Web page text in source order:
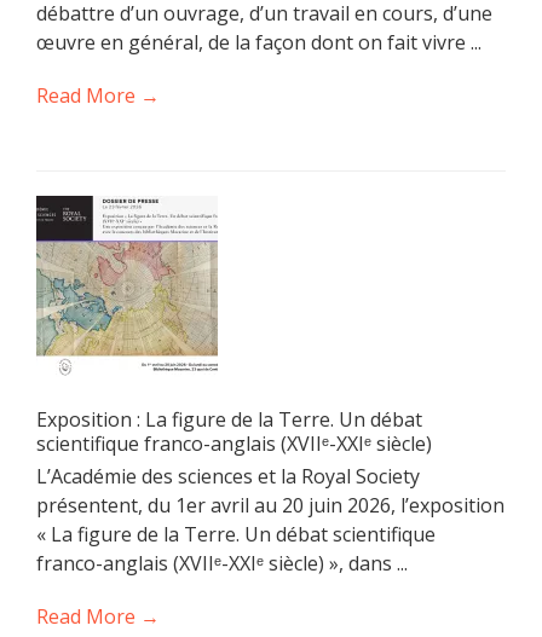
débattre d’un ouvrage, d’un travail en cours, d’une
œuvre en général, de la façon dont on fait vivre ...
Read More →
Exposition : La figure de la Terre. Un débat
scientifique franco-anglais (XVIIᵉ-XXIᵉ siècle)
L’Académie des sciences et la Royal Society
présentent, du 1er avril au 20 juin 2026, l’exposition
« La figure de la Terre. Un débat scientifique
franco-anglais (XVIIᵉ-XXIᵉ siècle) », dans ...
Read More →